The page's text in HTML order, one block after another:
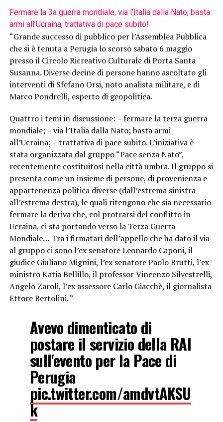
Fermare la 3a guerra mondiale, via l’Italia dalla Nato, basta
armi all’Ucraina, trattativa di pace subito!
“Grande successo di pubblico per l’Assemblea Pubblica
che si è tenuta a Perugia lo scorso sabato 6 maggio
presso il Circolo Ricreativo Culturale di Porta Santa
Susanna. Diverse decine di persone hanno ascoltato gli
interventi di Sfefano Orsi, noto analista militare, e di
Marco Pondrelli, esperto di geopolitica.
Quattro i temi in discussione: – fermare la terza guerra
mondiale; – via l’Italia dalla Nato; basta armi
all’Ucraina; – trattativa di pace subito. L’iniziativa è
stata organizzata dal gruppo “Pace senza Nato”,
recentemente costituitosi nella città umbra. Il gruppo si
presenta come un insieme di persone, di provenienza e
appartenenza politica diverse (dall’estrema sinistra
all’estrema destra), le quali ritengono che sia necessario
fermare la deriva che, col protrarsi del conflitto in
Ucraina, ci sta portando verso la Terza Guerra
Mondiale… Tra i firmatari dell’appello che ha dato il via
al gruppo ci sono l’ex senatore Leonardo Caponi, il
giudice Giuliano Mignini, l’ex senatore Paolo Brutti, l’ex
ministro Katia Bellillo, il professor Vincenzo Silvestrelli,
Angelo Zaroli, l’ex assessore Carlo Giacchè, il giornalista
Ettore Bertolini. “
Avevo dimenticato di
postare il servizio della RAI
sull'evento per la Pace di
Perugia
pic.twitter.com/amdvtAKSU
k